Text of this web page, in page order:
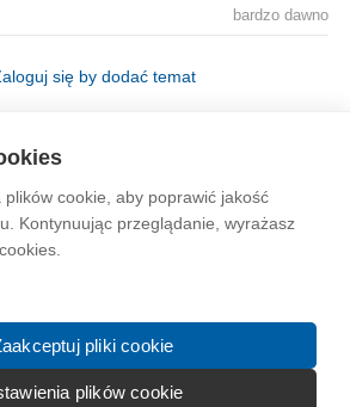
cookie, aby poprawić jakość
Kontynuując przeglądanie, wyrażasz
pliki cookie
plików cookie
bardzo dawno
się by dodać temat
Regulamin Prywatność
Kontakt